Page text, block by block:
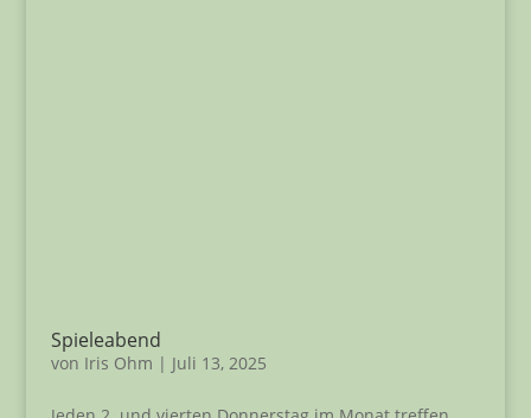
Spieleabend
von Iris Ohm | Juli 13, 2025